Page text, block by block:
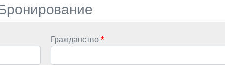
Бронирование
Гражданство